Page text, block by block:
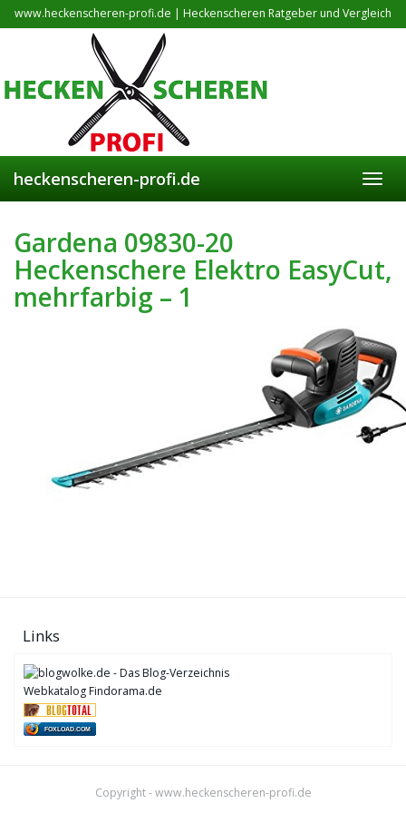
Skip
to
www.heckenscheren-profi.de | Heckenscheren Ratgeber und Vergleich
heckenscheren-profi.de
Gardena 09830-20
Heckenschere Elektro EasyCut,
mehrfarbig – 1
Links
Webkatalog Findorama.de
FOXLOAD.COM
Copyright - www.heckenscheren-profi.de